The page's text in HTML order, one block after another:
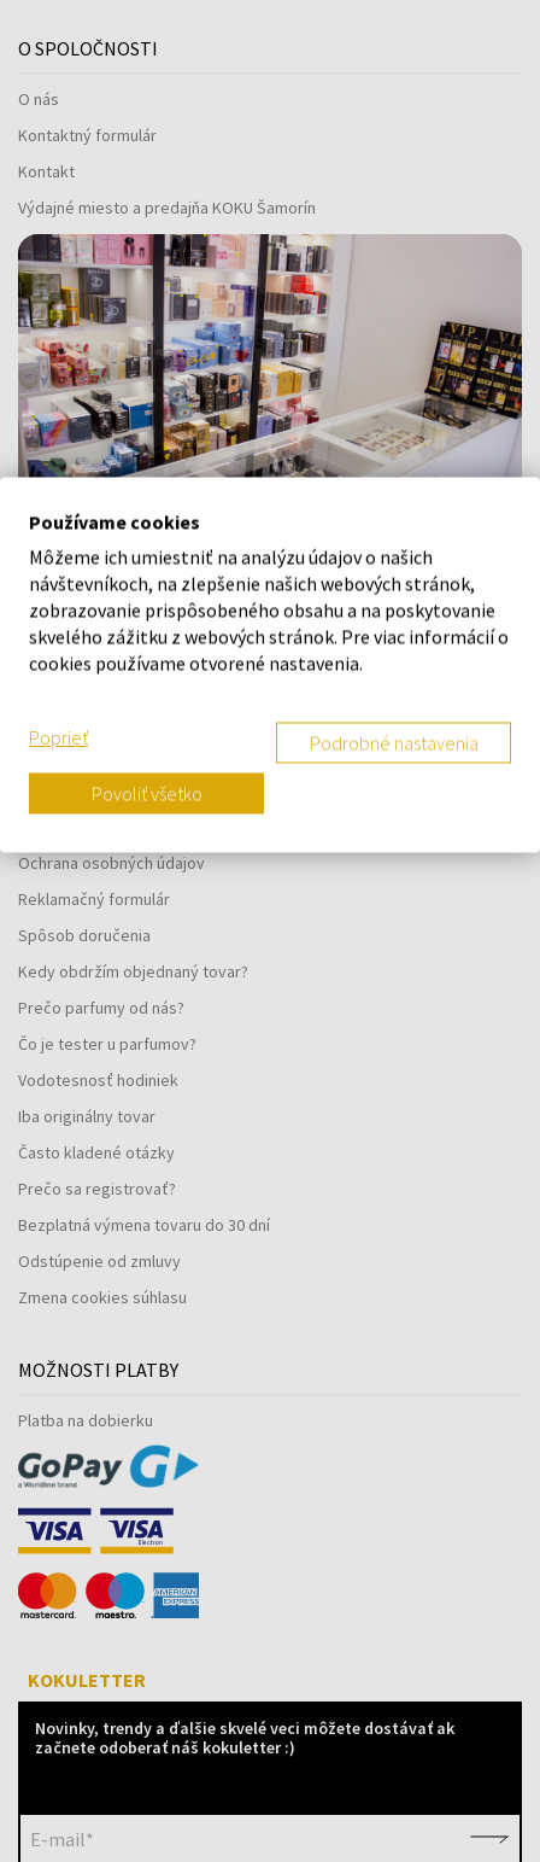
O SPOLOČNOSTI
O nás
Kontaktný formulár
Kontakt
Výdajné miesto a predajňa KOKU Šamorín
Navštívte našu predajňu v Šamoríne
Po - Pi: 8:00 - 16:00
Na Bratislavskej 64/76, Šamorín, 931 01
VŠETKO O NÁKUPE
Vernostný systém
Ochrana osobných údajov
Reklamačný formulár
Spôsob doručenia
Kedy obdržím objednaný tovar?
Prečo parfumy od nás?
Čo je tester u parfumov?
Vodotesnosť hodiniek
Iba originálny tovar
Často kladené otázky
Prečo sa registrovať?
Bezplatná výmena tovaru do 30 dní
Odstúpenie od zmluvy
Zmena cookies súhlasu
MOŽNOSTI PLATBY
Platba na dobierku
KOKULETTER
Novinky, trendy a ďalšie skvelé veci môžete dostávať ak
začnete odoberať náš kokuletter :)
E-mail*
Používame cookies
Môžeme ich umiestniť na analýzu údajov o našich
návštevníkoch, na zlepšenie našich webových stránok,
zobrazovanie prispôsobeného obsahu a na poskytovanie
skvelého zážitku z webových stránok. Pre viac informácií o
cookies používame otvorené nastavenia.
Poprieť Podrobné nastavenia
Povoliť všetko